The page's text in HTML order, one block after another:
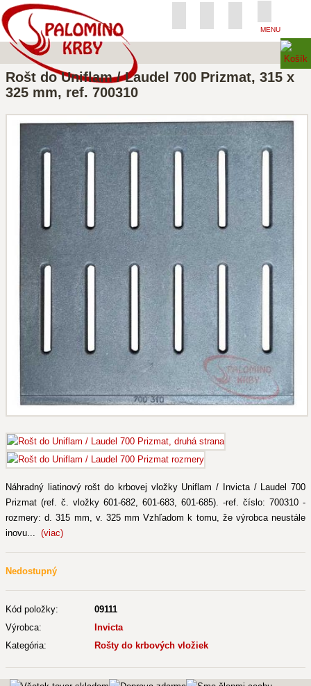
MENU
Rošt do Uniflam / Laudel 700 Prizmat, 315 x
325 mm, ref. 700310
Náhradný liatinový rošt do krbovej vložky Uniflam / Invicta / Laudel 700
Prizmat (ref. č. vložky 601-682, 601-683, 601-685). -ref. číslo: 700310 -
rozmery: d. 315 mm, v. 325 mm Vzhľadom k tomu, že výrobca neustále
inovu... (viac)
Nedostupný
Kód položky:
09111
Výrobca:
Invicta
Kategória:
Rošty do krbových vložiek